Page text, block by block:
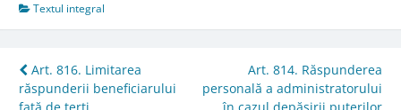
Textul integral
Post
Art. 816. Limitarea
răspunderii beneficiarului
Art. 814. Răspunderea
personală a administratorului